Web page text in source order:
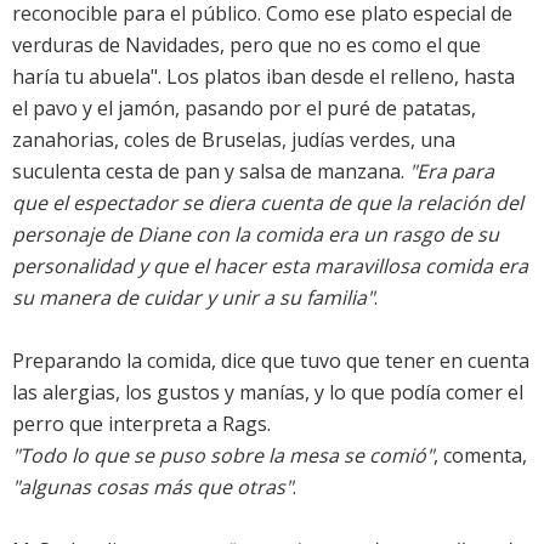
reconocible para el público. Como ese plato especial de
verduras de Navidades, pero que no es como el que
haría tu abuela". Los platos iban desde el relleno, hasta
el pavo y el jamón, pasando por el puré de patatas,
zanahorias, coles de Bruselas, judías verdes, una
suculenta cesta de pan y salsa de manzana. "Era para
que el espectador se diera cuenta de que la relación del
personaje de Diane con la comida era un rasgo de su
personalidad y que el hacer esta maravillosa comida era
su manera de cuidar y unir a su familia".
Preparando la comida, dice que tuvo que tener en cuenta
las alergias, los gustos y manías, y lo que podía comer el
perro que interpreta a Rags.
"Todo lo que se puso sobre la mesa se comió", comenta,
"algunas cosas más que otras".